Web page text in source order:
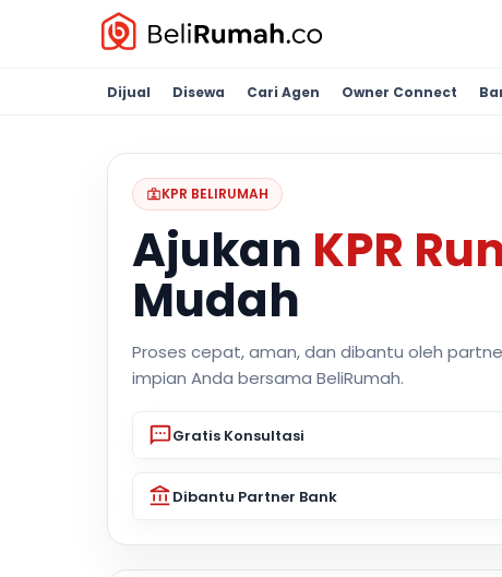
Dijual Disewa Cari Agen Owner Connect
KPR BELIRUMAH
Ajukan KPR
Mudah
Proses cepat, aman, dan dibantu oleh
impian Anda bersama BeliRumah.
Gratis Konsultasi
Dibantu Partner Bank